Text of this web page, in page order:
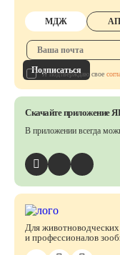
Для животноводческих
и профессионалов
МДЖ
Подписаться
Я подтверждаю свое
Скачайте приложение
В приложении всегда